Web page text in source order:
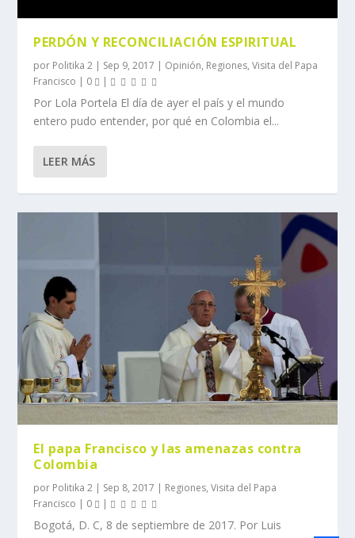
PERDÓN Y RECONCILIACIÓN ESPIRITUAL
por Politika 2 | Sep 9, 2017 | Opinión, Regiones,Visita del Papa
Francisco | 0 |
Por Lola Portela El día de ayer el país y el mundo
entero pudo entender, por qué en Colombia el...
LEER MÁS
El papa Francisco y las amenazas contra
Colombia
por Politika 2 | Sep 8, 2017 | Regiones,Visita del Papa
Francisco | 0 |
Bogotá, D. C, 8 de septiembre de 2017. Por Luis